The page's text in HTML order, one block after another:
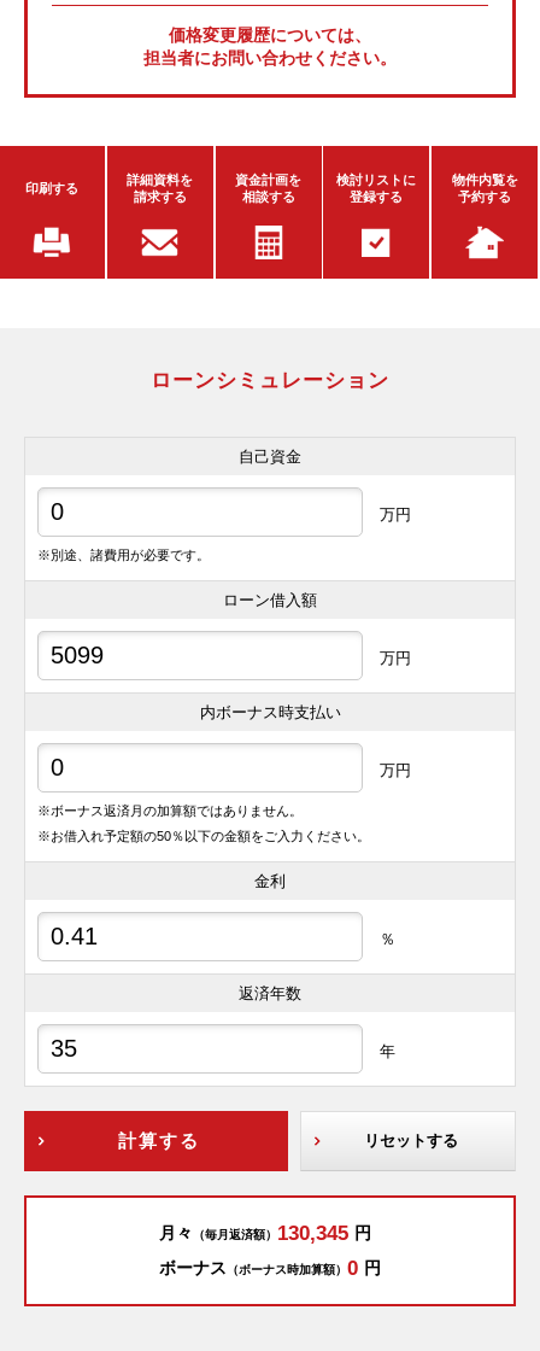
価格変更履歴については、
担当者にお問い合わせください。
印刷する
詳細資料を
請求する
資金計画を
相談する
検討リストに
登録する
物件内覧を
予約する
ローンシミュレーション
自己資金
万円
※別途、諸費用が必要です。
ローン借入額
万円
内ボーナス時支払い
万円
※ボーナス返済月の加算額ではありません。
※お借入れ予定額の50％以下の金額をご入力ください。
金利
％
返済年数
年
計算する リセットする
月々 （毎月返済額） 130,345 円
ボーナス （ボーナス時加算額） 0 円